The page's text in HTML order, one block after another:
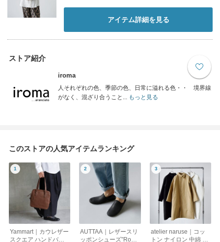
アイテム詳細を見る
ストア紹介
iroma
人それぞれの色、季節の色、日常に溢れる色・・ 境界線
がなく、混ざり合うこと...もっと見る
このストアの人気アイテムランキング
Yammart｜カウレザー
スクエア ハンドバッ
AUTTAA｜レザースリ
ッポンシューズ”Room
atelier naruse｜コッ
トン ナイロン 中綿 コ